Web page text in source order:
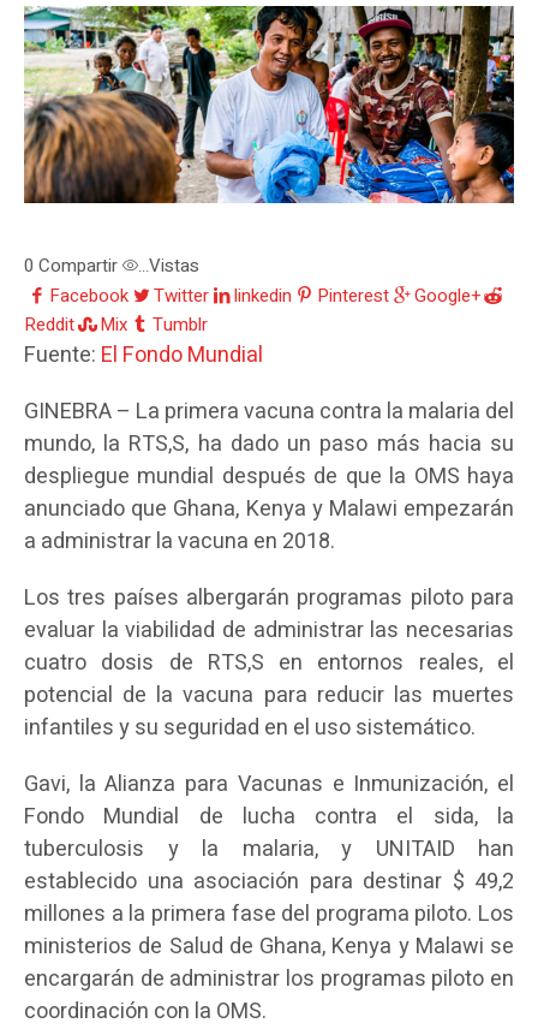
0 Compartir ...Vistas
Facebook
Twitter linkedin Pinterest
Google+
Reddit
Mix Tumblr
Fuente: El Fondo Mundial
GINEBRA – La primera vacuna contra la malaria del
mundo, la RTS,S, ha dado un paso más hacia su
despliegue mundial después de que la OMS haya
anunciado que Ghana, Kenya y Malawi empezarán
a administrar la vacuna en 2018.
Los tres países albergarán programas piloto para
evaluar la viabilidad de administrar las necesarias
cuatro dosis de RTS,S en entornos reales, el
potencial de la vacuna para reducir las muertes
infantiles y su seguridad en el uso sistemático.
Gavi, la Alianza para Vacunas e Inmunización, el
Fondo Mundial de lucha contra el sida, la
tuberculosis y la malaria, y UNITAID han
establecido una asociación para destinar $ 49,2
millones a la primera fase del programa piloto. Los
ministerios de Salud de Ghana, Kenya y Malawi se
encargarán de administrar los programas piloto en
coordinación con la OMS.